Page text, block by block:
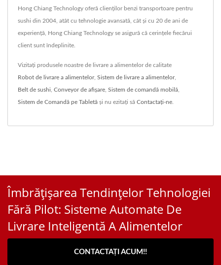
Hong Chiang Technology oferă clienților benzi transportoare pentru
sushi din 2004, atât cu tehnologie avansată, cât și cu 20 de ani de
experiență, Hong Chiang Technology se asigură că cerințele fiecărui
client sunt îndeplinite.
Vizitați produsele noastre de livrare a alimentelor de calitate
Robot de livrare a alimentelor, Sistem de livrare a alimentelor,
Belt de sushi Conveyor de afișare Sistem de comandă mobilă
Sistem de Comandă pe Tabletă și nu ezitați să Contactați-ne
Îmbrățișarea Tendințelor Tehnologiei
Fără Pilot: Sisteme Automate De
Livrare Inteligentă A Alimentelor
CONTACTAȚI ACUM!!